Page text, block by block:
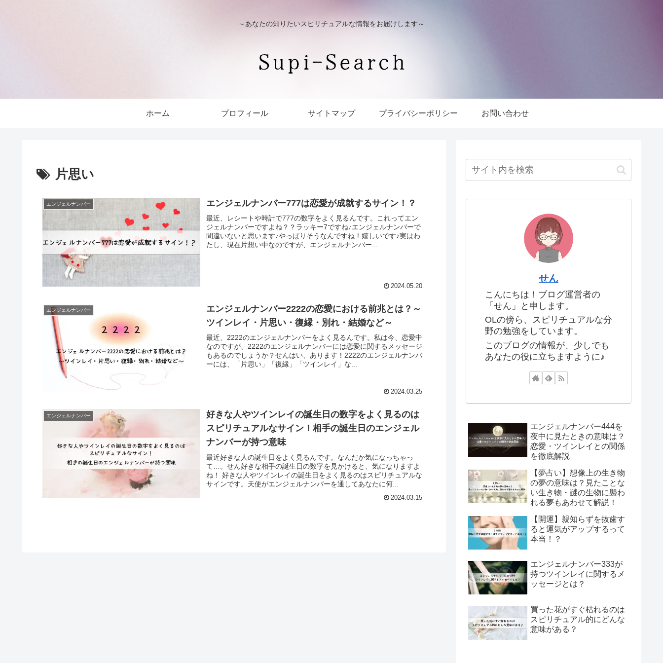
～あなたの知りたいスピリチュアルな情報をお届けします～
ホーム プロフィール サイトマップ プライバシーポリシー お問い合わせ
片思い
エンジェルナンバー エンジェルナンバー777は恋愛が成就するサイン！？
最近、レシートや時計で777の数字をよく見るんです。これってエン
ジェルナンバーですよね？？ラッキー7ですね♪エンジェルナンバーで
間違いないと思います♪やっぱりそうなんですね！嬉しいです♪実はわ
たし、現在片想い中なのですが、エンジェルナンバー...
2024.05.20
エンジェルナンバー
エンジェルナンバー2222の恋愛における前兆とは？～
ツインレイ・片思い・復縁・別れ・結婚など～
最近、2222のエンジェルナンバーをよく見るんです。私は今、恋愛中
なのですが、2222のエンジェルナンバーには恋愛に関するメッセージ
もあるのでしょうか？せんはい、あります！2222のエンジェルナンバ
ーには、「片思い」「復縁」「ツインレイ」な...
2024.03.25
エンジェルナンバー
好きな人やツインレイの誕生日の数字をよく見るのは
スピリチュアルなサイン！相手の誕生日のエンジェル
ナンバーが持つ意味
最近好きな人の誕生日をよく見るんです。なんだか気になっちゃっ
て…。せん好きな相手の誕生日の数字を見かけると、気になりますよ
ね！ 好きな人やツインレイの誕生日をよく見るのはスピリチュアルな
サインです。天使がエンジェルナンバーを通してあなたに何...
2024.03.15
せん
こんにちは！ブログ運営者の
「せん」と申します。
OLの傍ら、スピリチュアルな分
野の勉強をしています。
このブログの情報が、少しでも
あなたの役に立ちますように♪
エンジェルナンバー444を
夜中に見たときの意味は？
恋愛・ツインレイとの関係
を徹底解説
【夢占い】想像上の生き物
の夢の意味は？見たことな
い生き物・謎の生物に襲わ
れる夢もあわせて解説！
【開運】親知らずを抜歯す
ると運気がアップするって
本当！？
エンジェルナンバー333が
持つツインレイに関するメ
ッセージとは？
買った花がすぐ枯れるのは
スピリチュアル的にどんな
意味がある？